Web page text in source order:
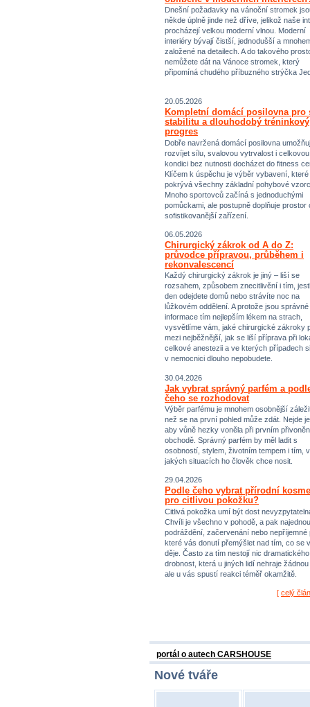
Dnešní požadavky na vánoční stromek
někde úplně jinde než dříve, jelikož naše
procházejí velkou moderní vlnou. Moderní
interiéry bývají čistší, jednodušší a
založené na detailech. A do takového
nemůžete dát na Vánoce stromek, který
připomíná chudého příbuzného strýčka
20.05.2026
Kompletní domácí posilovna pro
stabilitu a dlouhodobý tréninkový
progres
Dobře navržená domácí posilovna
rozvíjet sílu, svalovou vytrvalost i celkovou
kondici bez nutnosti docházet do fitness
Klíčem k úspěchu je výběr vybavení, které
pokrývá všechny základní pohybové
Mnoho sportovců začíná s jednoduchými
pomůckami, ale postupně doplňuje prostor
sofistikovanější zařízení.
06.05.2026
Chirurgický zákrok od A do Z:
průvodce přípravou, průběhem i
rekonvalescencí
Každý chirurgický zákrok je jiný – liší se
rozsahem, způsobem znecitlivění i tím,
den odejdete domů nebo strávíte noc na
lůžkovém oddělení. A protože jsou správné
informace tím nejlepším lékem na strach,
vysvětlíme vám, jaké chirurgické zákroky
mezi nejběžnější, jak se liší příprava při
celkové anestezii a ve kterých případech si
v nemocnici dlouho nepobudete.
30.04.2026
Jak vybrat správný parfém a
čeho se rozhodovat
Výběr parfému je mnohem osobnější
než se na první pohled může zdát. Nejde
aby vůně hezky voněla při prvním
obchodě. Správný parfém by měl ladit s
osobností, stylem, životním tempem i tím, v
jakých situacích ho člověk chce nosit.
29.04.2026
Podle čeho vybrat přírodní
pro citlivou pokožku?
Citlivá pokožka umí být dost
Chvíli je všechno v pohodě, a pak
podráždění, začervenání nebo nepříjemné
které vás donutí přemýšlet nad tím, co se
děje. Často za tím nestojí nic
drobnost, která u jiných lidí nehraje žádnou
ale u vás spustí reakci téměř okamžitě.
[ celý
portál o autech CARSHOUSE
Nové tváře